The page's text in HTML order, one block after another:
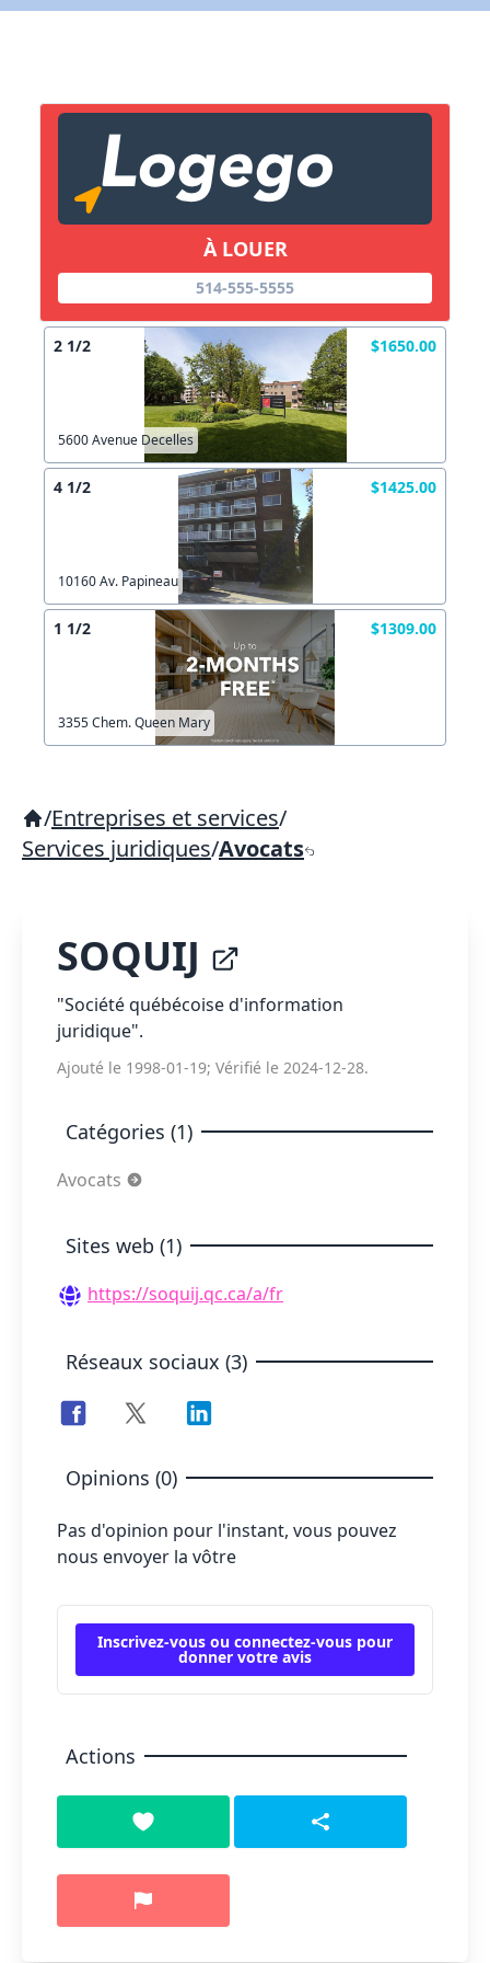
À LOUER
514-555-5555
2 1/2 $1650.00
5600 Avenue Decelles
4 1/2 $1425.00
10160 Av. Papineau
1 1/2 $1309.00
3355 Chem. Queen Mary
/Entreprises et services/
Services juridiques/Avocats
SOQUIJ
"Société québécoise d'information
juridique".
Ajouté le 1998-01-19; Vérifié le 2024-12-28.
Catégories (1)
Avocats
Sites web (1)
https://soquij.qc.ca/a/fr
Réseaux sociaux (3)
Opinions (0)
Pas d'opinion pour l'instant, vous pouvez
nous envoyer la vôtre
Inscrivez-vous ou connectez-vous pour
donner votre avis
Actions
X Fermer Envoyez
Copier lien
X Fermer